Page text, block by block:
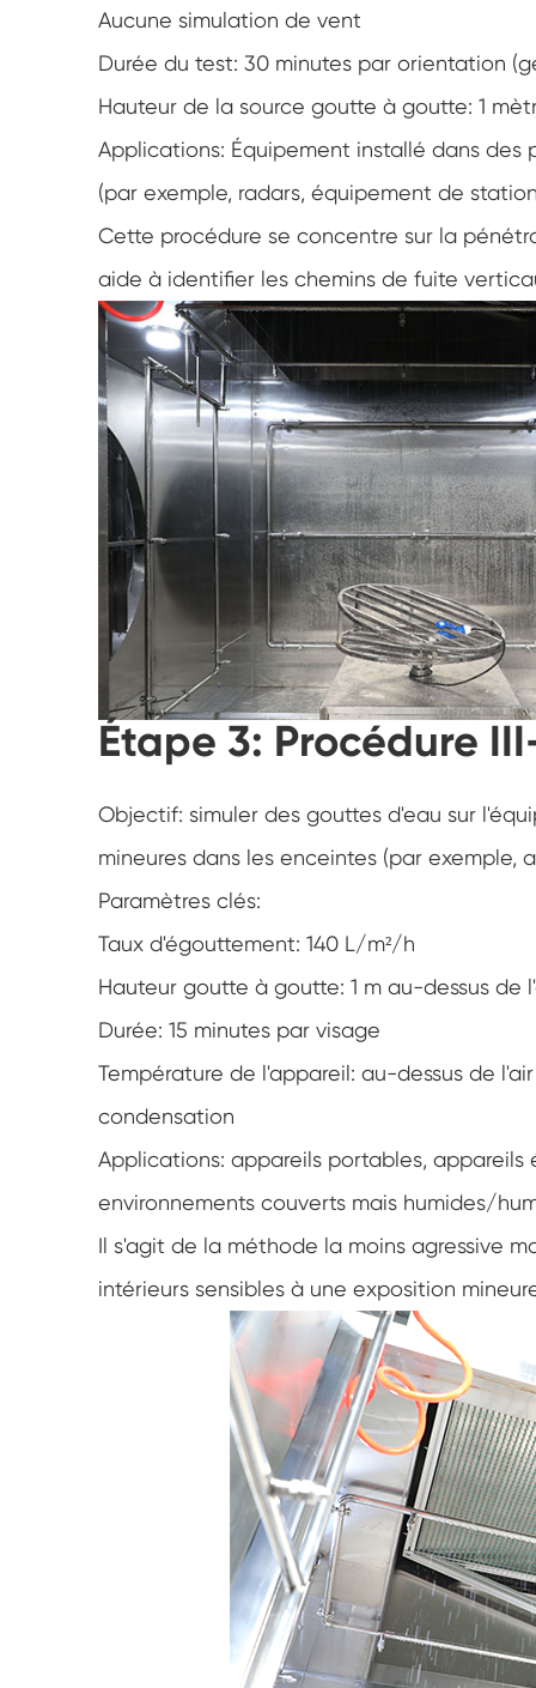
Aucune simulation de vent
Durée du test: 30 minutes par orientation
Hauteur de la source goutte à goutte: 1
Applications: Équipement installé dans des
(par exemple, radars, équipement de
Cette procédure se concentre sur la
aide à identifier les chemins de fuite
Étape 3: Procédure
Objectif: simuler des gouttes d'eau sur
mineures dans les enceintes (par exemple,
Paramètres clés:
Taux d'égouttement: 140 L/m²/h
Hauteur goutte à goutte: 1 m au-dessus de
Durée: 15 minutes par visage
Température de l'appareil: au-dessus de
condensation
Applications: appareils portables,
environnements couverts mais humides/
Il s'agit de la méthode la moins agressive
intérieurs sensibles à une exposition